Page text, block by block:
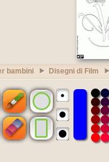
bambini Disegni di Film